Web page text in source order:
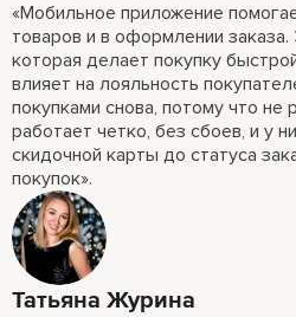
«Мобильное приложение
товаров и в оформлении
которая делает покупку
влияет на лояльность
покупками снова, потому что не
работает четко, без сбоев, и у
скидочной карты до статуса
покупок».
Татьяна Журина